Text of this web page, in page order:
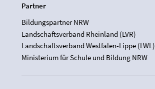
Partner
Bildungspartner NRW
Landschaftsverband Rheinland (LVR)
Landschaftsverband Westfalen-Lippe (LWL)
Ministerium für Schule und Bildung NRW